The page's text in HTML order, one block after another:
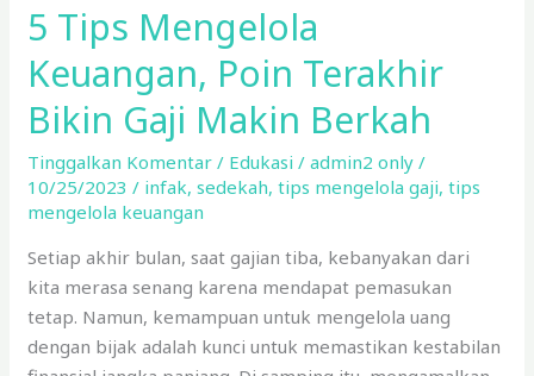
5 Tips Mengelola
Keuangan, Poin Terakhir
Bikin Gaji Makin Berkah
Tinggalkan Komentar / Edukasi /admin2 only/
10/25/2023/ infak,sedekah,tips mengelola gaji,tips
mengelola keuangan
Setiap akhir bulan, saat gajian tiba, kebanyakan dari
kita merasa senang karena mendapat pemasukan
tetap. Namun, kemampuan untuk mengelola uang
dengan bijak adalah kunci untuk memastikan kestabilan
5
Tips
Mengelola
Keuangan,
Poin
Terakhir
Bikin
Gaji
Makin
Berkah